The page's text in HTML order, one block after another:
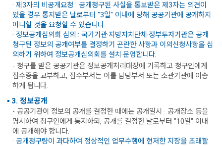
· 제3자의 비공개요청 : 공개청구된 사실을 통보받은 제3자는 의견이
있을 경우 통지받은 날로부터 "3일" 이내에 당해 공공기관에 공개하지
아니할 것을 요청할 수 있습니다.
· 정보공개심의회 심의 : 국가기관·지방자치단체·정부투자기관은 공개
청구된 정보의 공개여부를 결정하기 곤란한 사항과 이의신청사항을 심
의하기 위하여 정보공개심의회를 설치·운영합니다.
- 청구를 받은 공공기관은 정보공개처리대장에 기록하고 청구인에게
접수증을 교부하고, 접수부서는 이를 담당부서 또는 소관기관에 이송
하게 됩니다.
3. 정보공개
- 공공기관이 정보의 공개를 결정한 때에는 공개일시 · 공개장소 등을
명시하여 청구인에게 통지하되, 공개를 결정한 날로부터 "10일" 이내
에 공개해야 합니다.
· 공개청구량이 과다하여 정상적인 업무수행에 현저한 지장을 초래할